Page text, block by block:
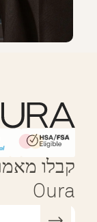
FSA Eligible
קבלו
Oura